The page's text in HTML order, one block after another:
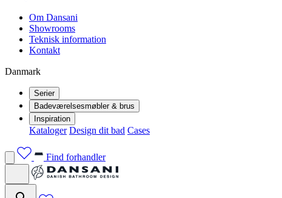
Om Dansani
Showrooms
Teknisk information
Kontakt
Danmark
Serier
Badeværelsesmøbler & brus
Inspiration
Kataloger Design dit bad Cases
Find forhandler